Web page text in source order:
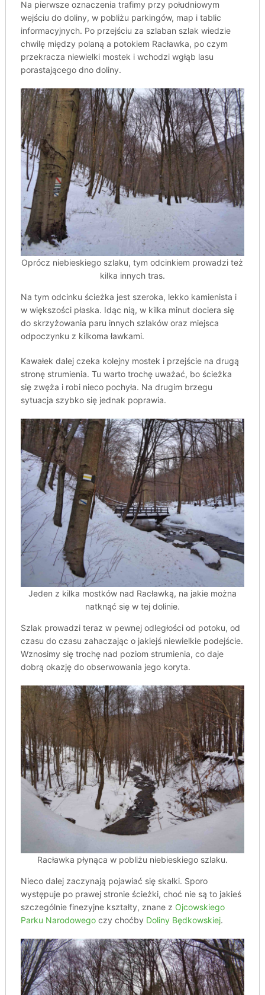
Na pierwsze oznaczenia trafimy przy południowym
wejściu do doliny, w pobliżu parkingów, map i tablic
informacyjnych. Po przejściu za szlaban szlak wiedzie
chwilę między polaną a potokiem Racławka, po czym
przekracza niewielki mostek i wchodzi wgłąb lasu
porastającego dno doliny.
Oprócz niebieskiego szlaku, tym odcinkiem prowadzi też
kilka innych tras.
Na tym odcinku ścieżka jest szeroka, lekko kamienista i
w większości płaska. Idąc nią, w kilka minut dociera się
do skrzyżowania paru innych szlaków oraz miejsca
odpoczynku z kilkoma ławkami.
Kawałek dalej czeka kolejny mostek i przejście na drugą
stronę strumienia. Tu warto trochę uważać, bo ścieżka
się zwęża i robi nieco pochyła. Na drugim brzegu
sytuacja szybko się jednak poprawia.
Jeden z kilka mostków nad Racławką, na jakie można
natknąć się w tej dolinie.
Szlak prowadzi teraz w pewnej odległości od potoku, od
czasu do czasu zahaczając o jakiejś niewielkie podejście.
Wznosimy się trochę nad poziom strumienia, co daje
dobrą okazję do obserwowania jego koryta.
Racławka płynąca w pobliżu niebieskiego szlaku.
Nieco dalej zaczynają pojawiać się skałki. Sporo
występuje po prawej stronie ścieżki, choć nie są to jakieś
szczególnie finezyjne kształty, znane z Ojcowskiego
Parku Narodowegoczy choćby Doliny Będkowskiej.